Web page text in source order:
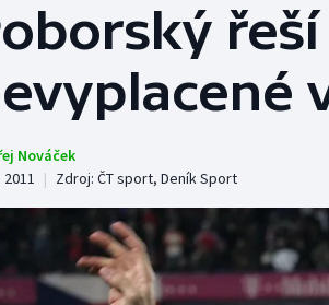
Baseball a softbal
Basketbal
Boby a skeleton
Box
Nováček
2011 | Zdroj: ČT sport, Deník Sport